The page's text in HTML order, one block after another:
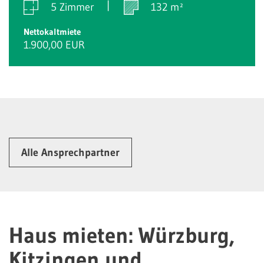
5 Zimmer 132 m²
Nettokaltmiete
1.900,00 EUR
Alle Ansprechpartner
Haus mieten: Würzburg,